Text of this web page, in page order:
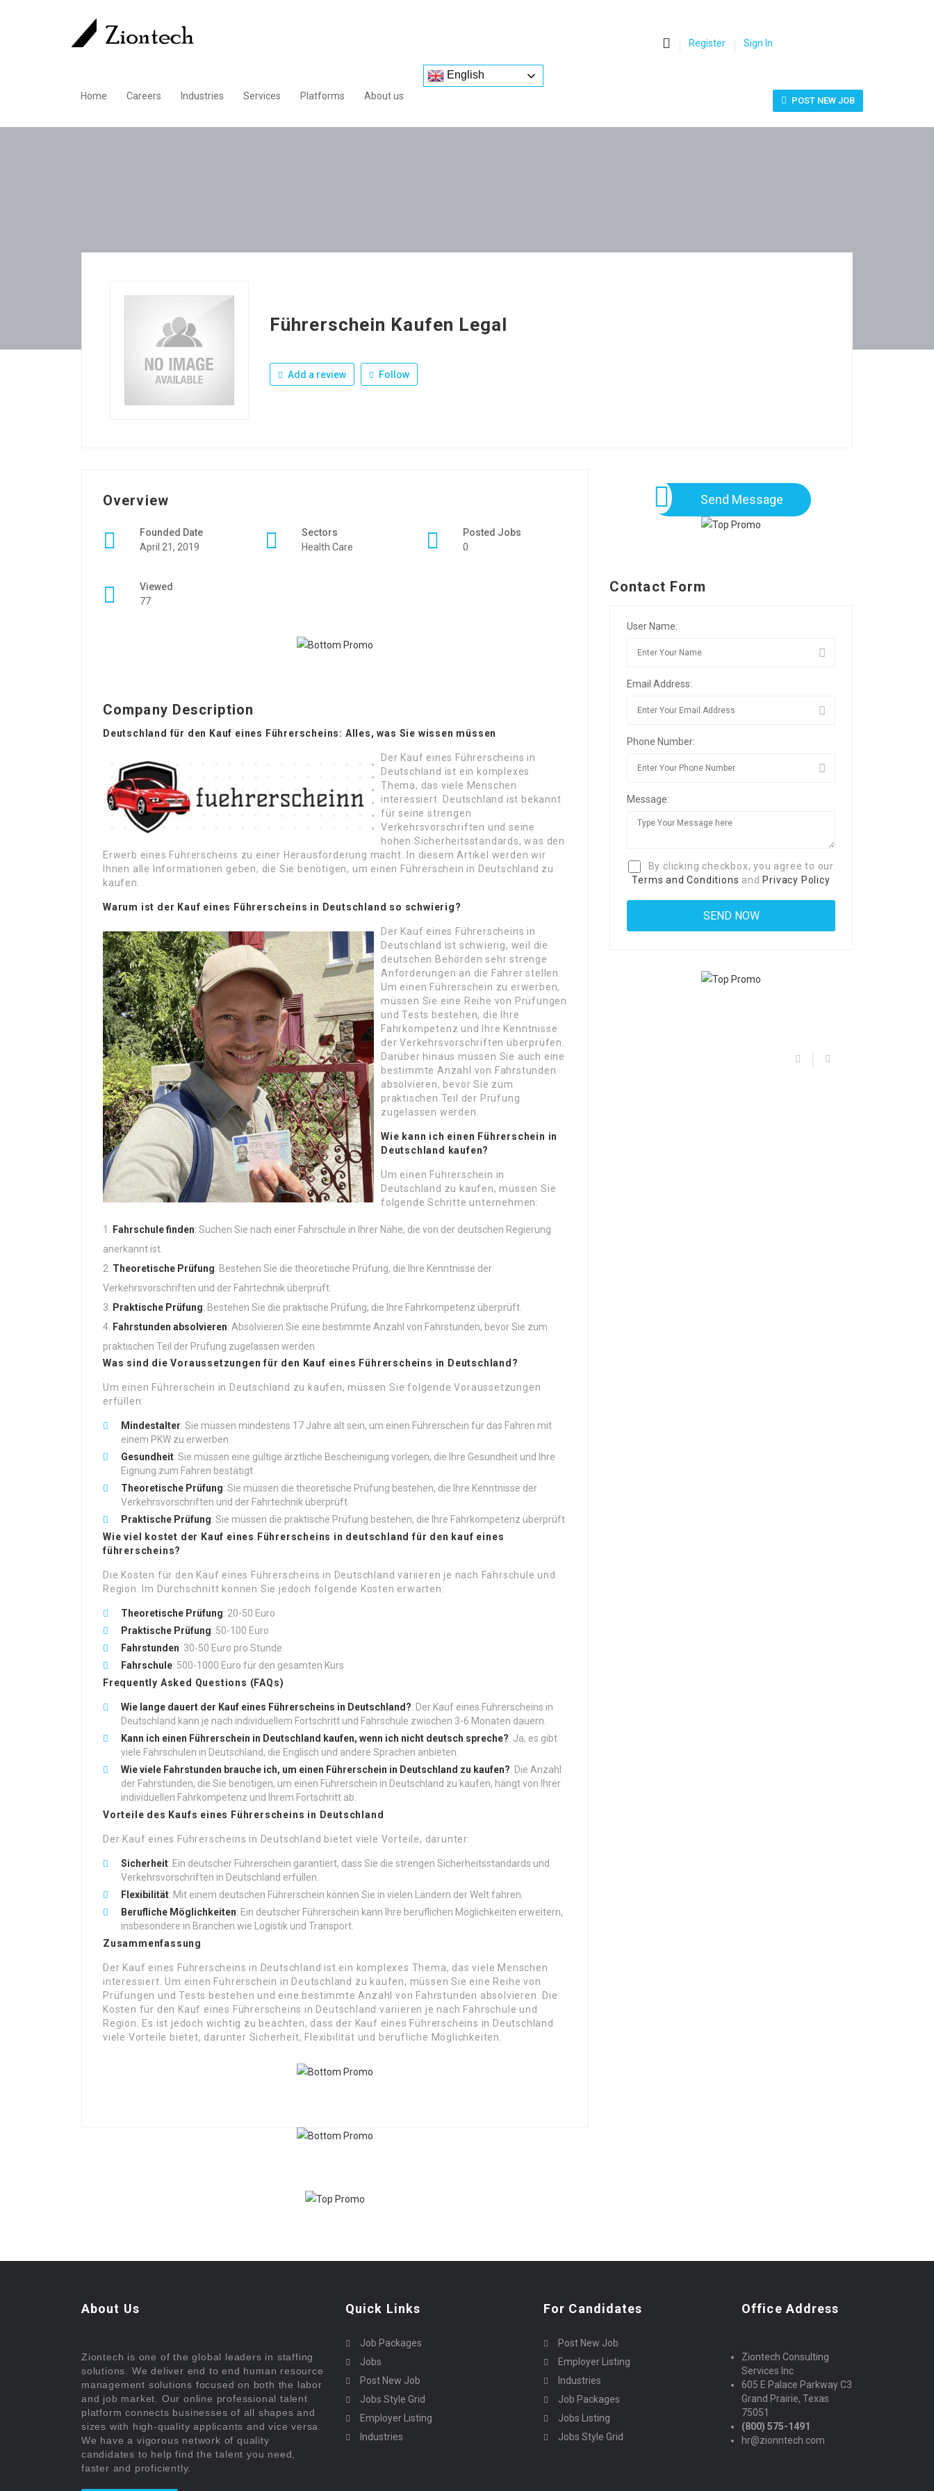
Home Careers Industries Services Platforms About us
English
Register Sign In
POST NEW JOB
Führerschein Kaufen Legal
Add a review Follow
Overview
Founded Date
April 21, 2019
Sectors
Health Care
Posted Jobs
0
Viewed
77
Company Description
Deutschland für den Kauf eines Führerscheins: Alles, was Sie wissen müssen
Der Kauf eines Führerscheins in
Deutschland ist ein komplexes
Thema, das viele Menschen
interessiert. Deutschland ist bekannt
für seine strengen
Verkehrsvorschriften und seine
hohen Sicherheitsstandards, was den
Erwerb eines Führerscheins zu einer Herausforderung macht. In diesem Artikel werden wir
Ihnen alle Informationen geben, die Sie benötigen, um einen Führerschein in Deutschland zu
kaufen.
Warum ist der Kauf eines Führerscheins in Deutschland so schwierig?
Der Kauf eines Führerscheins in
Deutschland ist schwierig, weil die
deutschen Behörden sehr strenge
Anforderungen an die Fahrer stellen.
Um einen Führerschein zu erwerben,
müssen Sie eine Reihe von Prüfungen
und Tests bestehen, die Ihre
Fahrkompetenz und Ihre Kenntnisse
der Verkehrsvorschriften überprüfen.
Darüber hinaus müssen Sie auch eine
bestimmte Anzahl von Fahrstunden
absolvieren, bevor Sie zum
praktischen Teil der Prüfung
zugelassen werden.
Wie kann ich einen Führerschein in
Deutschland kaufen?
Um einen Führerschein in
Deutschland zu kaufen, müssen Sie
folgende Schritte unternehmen:
Fahrschule finden: Suchen Sie nach einer Fahrschule in Ihrer Nähe, die von der deutschen Regierung
anerkannt ist.
Theoretische Prüfung: Bestehen Sie die theoretische Prüfung, die Ihre Kenntnisse der
Verkehrsvorschriften und der Fahrtechnik überprüft.
Praktische Prüfung: Bestehen Sie die praktische Prüfung, die Ihre Fahrkompetenz überprüft.
Fahrstunden absolvieren: Absolvieren Sie eine bestimmte Anzahl von Fahrstunden, bevor Sie zum
praktischen Teil der Prüfung zugelassen werden.
Was sind die Voraussetzungen für den Kauf eines Führerscheins in Deutschland?
Um einen Führerschein in Deutschland zu kaufen, müssen Sie folgende Voraussetzungen
erfüllen:
Mindestalter: Sie müssen mindestens 17 Jahre alt sein, um einen Führerschein für das Fahren mit
einem PKW zu erwerben.
Gesundheit: Sie müssen eine gültige ärztliche Bescheinigung vorlegen, die Ihre Gesundheit und Ihre
Eignung zum Fahren bestätigt.
Theoretische Prüfung: Sie müssen die theoretische Prüfung bestehen, die Ihre Kenntnisse der
Verkehrsvorschriften und der Fahrtechnik überprüft.
Praktische Prüfung: Sie müssen die praktische Prüfung bestehen, die Ihre Fahrkompetenz überprüft.
Wie viel kostet der Kauf eines Führerscheins in deutschland für den kauf eines
führerscheins?
Die Kosten für den Kauf eines Führerscheins in Deutschland variieren je nach Fahrschule und
Region. Im Durchschnitt können Sie jedoch folgende Kosten erwarten:
Theoretische Prüfung: 20-50 Euro
Praktische Prüfung: 50-100 Euro
Fahrstunden: 30-50 Euro pro Stunde
Fahrschule: 500-1000 Euro für den gesamten Kurs
Frequently Asked Questions (FAQs)
Wie lange dauert der Kauf eines Führerscheins in Deutschland?: Der Kauf eines Führerscheins in
Deutschland kann je nach individuellem Fortschritt und Fahrschule zwischen 3-6 Monaten dauern.
Kann ich einen Führerschein in Deutschland kaufen, wenn ich nicht deutsch spreche?: Ja, es gibt
viele Fahrschulen in Deutschland, die Englisch und andere Sprachen anbieten.
Wie viele Fahrstunden brauche ich, um einen Führerschein in Deutschland zu kaufen?: Die Anzahl
der Fahrstunden, die Sie benötigen, um einen Führerschein in Deutschland zu kaufen, hängt von Ihrer
individuellen Fahrkompetenz und Ihrem Fortschritt ab.
Vorteile des Kaufs eines Führerscheins in Deutschland
Der Kauf eines Führerscheins in Deutschland bietet viele Vorteile, darunter:
Sicherheit: Ein deutscher Führerschein garantiert, dass Sie die strengen Sicherheitsstandards und
Verkehrsvorschriften in Deutschland erfüllen.
Flexibilität: Mit einem deutschen Führerschein können Sie in vielen Ländern der Welt fahren.
Berufliche Möglichkeiten: Ein deutscher Führerschein kann Ihre beruflichen Möglichkeiten erweitern,
insbesondere in Branchen wie Logistik und Transport.
Zusammenfassung
Der Kauf eines Führerscheins in Deutschland ist ein komplexes Thema, das viele Menschen
interessiert. Um einen Führerschein in Deutschland zu kaufen, müssen Sie eine Reihe von
Prüfungen und Tests bestehen und eine bestimmte Anzahl von Fahrstunden absolvieren. Die
Kosten für den Kauf eines Führerscheins in Deutschland variieren je nach Fahrschule und
Region. Es ist jedoch wichtig zu beachten, dass der Kauf eines Führerscheins in Deutschland
viele Vorteile bietet, darunter Sicherheit, Flexibilität und berufliche Möglichkeiten.
Send Message
Contact Form
User Name:
Email Address:
Phone Number:
Message:
By clicking checkbox, you agree to our
Terms and Conditions and Privacy Policy
About Us
Ziontech is one of the global leaders in staffing
solutions. We deliver end to end human resource
management solutions focused on both the labor
and job market. Our online professional talent
platform connects businesses of all shapes and
sizes with high-quality applicants and vice versa.
We have a vigorous network of quality
candidates to help find the talent you need,
faster and proficiently.
Quick Links
Job Packages
Jobs
Post New Job
Jobs Style Grid
Employer Listing
Industries
For Candidates
Post New Job
Employer Listing
Industries
Job Packages
Jobs Listing
Jobs Style Grid
Office Address
Ziontech Consulting
Services Inc
605 E Palace Parkway C3
Grand Prairie, Texas
75051
(800) 575-1491
hr@zionntech.com